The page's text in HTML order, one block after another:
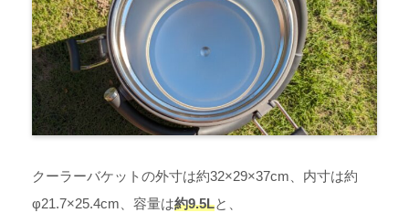
クーラーバケットの外寸は約32×29×37cm、内寸は約
φ21.7×25.4cm、容量は約9.5Lと、